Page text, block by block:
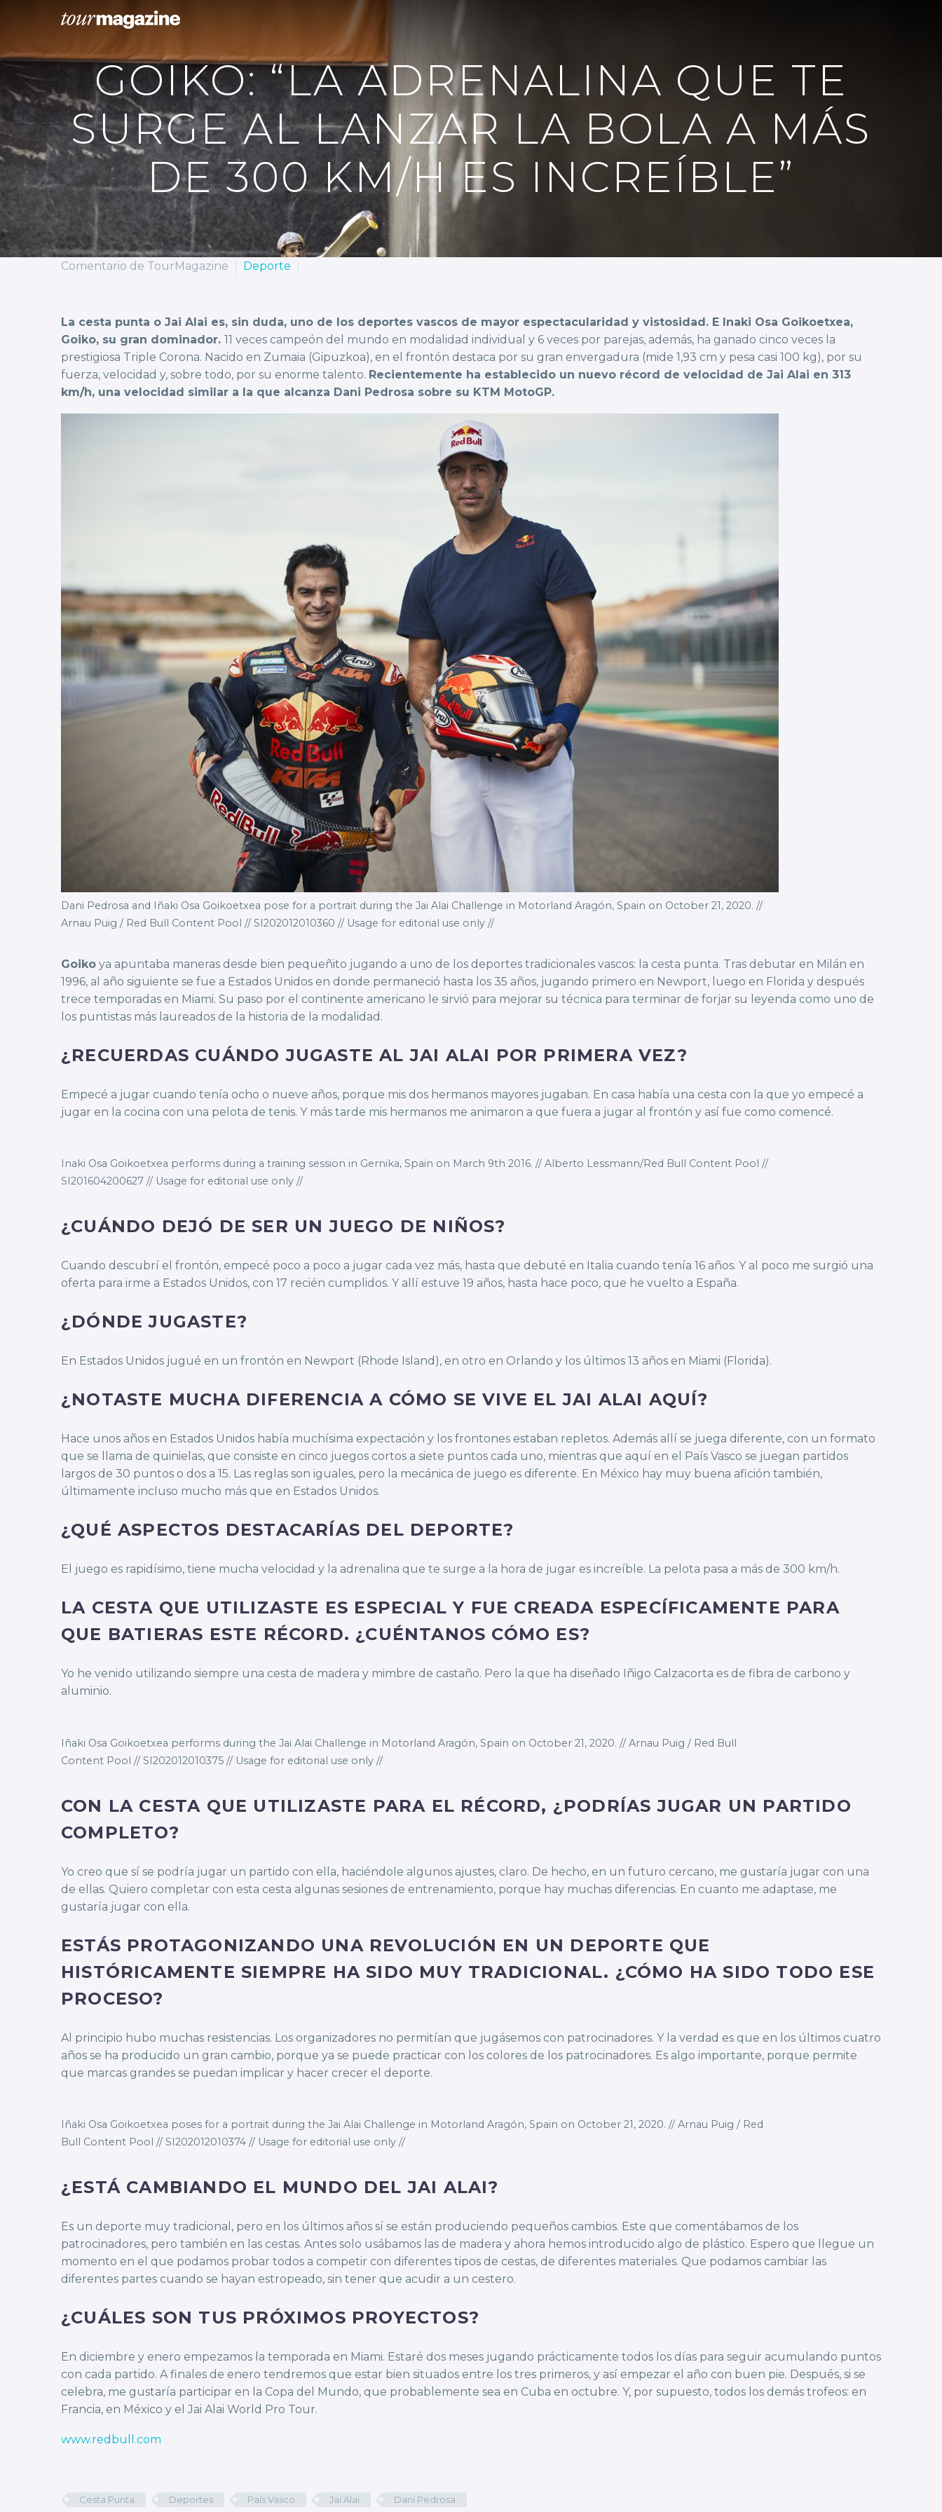
GOIKO: “LA ADRENALINA QUE TE
SURGE AL LANZAR LA BOLA A MÁS
DE 300 KM/H ES INCREÍBLE”
Comentario de TourMagazine Deporte
La cesta punta o Jai Alai es, sin duda, uno de los deportes vascos de mayor espectacularidad y vistosidad. E Inaki Osa Goikoetxea,
Goiko, su gran dominador. 11 veces campeón del mundo en modalidad individual y 6 veces por parejas, además, ha ganado cinco veces la
prestigiosa Triple Corona. Nacido en Zumaia (Gipuzkoa), en el frontón destaca por su gran envergadura (mide 1,93 cm y pesa casi 100 kg), por su
fuerza, velocidad y, sobre todo, por su enorme talento. Recientemente ha establecido un nuevo récord de velocidad de Jai Alai en 313
km/h, una velocidad similar a la que alcanza Dani Pedrosa sobre su KTM MotoGP.
Dani Pedrosa and Iñaki Osa Goikoetxea pose for a portrait during the Jai Alai Challenge in Motorland Aragón, Spain on October 21, 2020. //
Arnau Puig / Red Bull Content Pool // SI202012010360 // Usage for editorial use only //
Goiko ya apuntaba maneras desde bien pequeñito jugando a uno de los deportes tradicionales vascos: la cesta punta. Tras debutar en Milán en
1996, al año siguiente se fue a Estados Unidos en donde permaneció hasta los 35 años, jugando primero en Newport, luego en Florida y después
trece temporadas en Miami. Su paso por el continente americano le sirvió para mejorar su técnica para terminar de forjar su leyenda como uno de
los puntistas más laureados de la historia de la modalidad.
¿RECUERDAS CUÁNDO JUGASTE AL JAI ALAI POR PRIMERA VEZ?
Empecé a jugar cuando tenía ocho o nueve años, porque mis dos hermanos mayores jugaban. En casa había una cesta con la que yo empecé a
jugar en la cocina con una pelota de tenis. Y más tarde mis hermanos me animaron a que fuera a jugar al frontón y así fue como comencé.
Inaki Osa Goikoetxea performs during a training session in Gernika, Spain on March 9th 2016. // Alberto Lessmann/Red Bull Content Pool //
SI201604200627 // Usage for editorial use only //
¿CUÁNDO DEJÓ DE SER UN JUEGO DE NIÑOS?
Cuando descubrí el frontón, empecé poco a poco a jugar cada vez más, hasta que debuté en Italia cuando tenía 16 años. Y al poco me surgió una
oferta para irme a Estados Unidos, con 17 recién cumplidos. Y allí estuve 19 años, hasta hace poco, que he vuelto a España.
¿DÓNDE JUGASTE?
En Estados Unidos jugué en un frontón en Newport (Rhode Island), en otro en Orlando y los últimos 13 años en Miami (Florida).
¿NOTASTE MUCHA DIFERENCIA A CÓMO SE VIVE EL JAI ALAI AQUÍ?
Hace unos años en Estados Unidos había muchísima expectación y los frontones estaban repletos. Además allí se juega diferente, con un formato
que se llama de quinielas, que consiste en cinco juegos cortos a siete puntos cada uno, mientras que aquí en el País Vasco se juegan partidos
largos de 30 puntos o dos a 15. Las reglas son iguales, pero la mecánica de juego es diferente. En México hay muy buena afición también,
últimamente incluso mucho más que en Estados Unidos.
¿QUÉ ASPECTOS DESTACARÍAS DEL DEPORTE?
El juego es rapidísimo, tiene mucha velocidad y la adrenalina que te surge a la hora de jugar es increíble. La pelota pasa a más de 300 km/h.
LA CESTA QUE UTILIZASTE ES ESPECIAL Y FUE CREADA ESPECÍFICAMENTE PARA
QUE BATIERAS ESTE RÉCORD. ¿CUÉNTANOS CÓMO ES?
Yo he venido utilizando siempre una cesta de madera y mimbre de castaño. Pero la que ha diseñado Iñigo Calzacorta es de fibra de carbono y
aluminio.
Iñaki Osa Goikoetxea performs during the Jai Alai Challenge in Motorland Aragón, Spain on October 21, 2020. // Arnau Puig / Red Bull
Content Pool // SI202012010375 // Usage for editorial use only //
CON LA CESTA QUE UTILIZASTE PARA EL RÉCORD, ¿PODRÍAS JUGAR UN PARTIDO
COMPLETO?
Yo creo que sí se podría jugar un partido con ella, haciéndole algunos ajustes, claro. De hecho, en un futuro cercano, me gustaría jugar con una
de ellas. Quiero completar con esta cesta algunas sesiones de entrenamiento, porque hay muchas diferencias. En cuanto me adaptase, me
gustaría jugar con ella.
ESTÁS PROTAGONIZANDO UNA REVOLUCIÓN EN UN DEPORTE QUE
HISTÓRICAMENTE SIEMPRE HA SIDO MUY TRADICIONAL. ¿CÓMO HA SIDO TODO ESE
PROCESO?
Al principio hubo muchas resistencias. Los organizadores no permitían que jugásemos con patrocinadores. Y la verdad es que en los últimos cuatro
años se ha producido un gran cambio, porque ya se puede practicar con los colores de los patrocinadores. Es algo importante, porque permite
que marcas grandes se puedan implicar y hacer crecer el deporte.
Iñaki Osa Goikoetxea poses for a portrait during the Jai Alai Challenge in Motorland Aragón, Spain on October 21, 2020. // Arnau Puig / Red
Bull Content Pool // SI202012010374 // Usage for editorial use only //
¿ESTÁ CAMBIANDO EL MUNDO DEL JAI ALAI?
Es un deporte muy tradicional, pero en los últimos años sí se están produciendo pequeños cambios. Este que comentábamos de los
patrocinadores, pero también en las cestas. Antes solo usábamos las de madera y ahora hemos introducido algo de plástico. Espero que llegue un
momento en el que podamos probar todos a competir con diferentes tipos de cestas, de diferentes materiales. Que podamos cambiar las
diferentes partes cuando se hayan estropeado, sin tener que acudir a un cestero.
¿CUÁLES SON TUS PRÓXIMOS PROYECTOS?
En diciembre y enero empezamos la temporada en Miami. Estaré dos meses jugando prácticamente todos los días para seguir acumulando puntos
con cada partido. A finales de enero tendremos que estar bien situados entre los tres primeros, y así empezar el año con buen pie. Después, si se
celebra, me gustaría participar en la Copa del Mundo, que probablemente sea en Cuba en octubre. Y, por supuesto, todos los demás trofeos: en
Francia, en México y el Jai Alai World Pro Tour.
www.redbull.com
Cesta Punta Deportes País Vasco Jai Alai Dani Pedrosa